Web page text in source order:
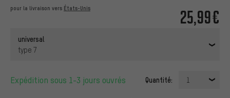
25,99€
pour la livraison vers États-Unis
universal
type 7
Expédition sous 1-3 jours ouvrés Quantité: 1